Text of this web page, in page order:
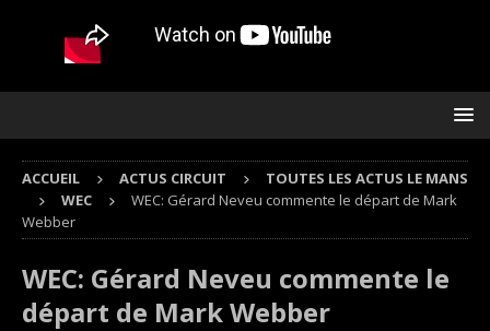
ACCUEIL ACTUS CIRCUIT
TOUTES LES ACTUS LE MANS
WEC
WEC: Gérard Neveu commente le départ de Mark
Webber
WEC: Gérard Neveu commente le
départ de Mark Webber